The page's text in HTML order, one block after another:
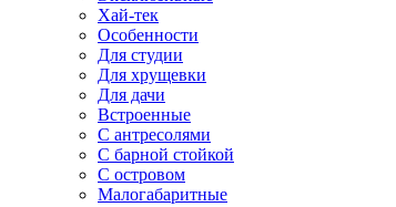
Хай-тек
Особенности
Для студии
Для хрущевки
Для дачи
Встроенные
С антресолями
С барной стойкой
С островом
Малогабаритные